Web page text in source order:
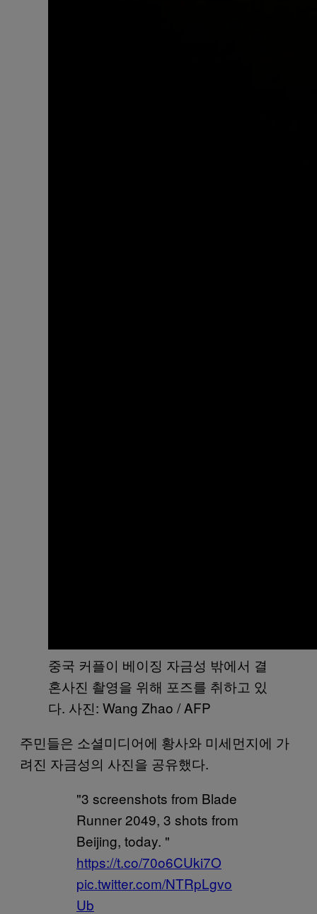
중국 커플이 베이징 자금성 밖에서 결
혼사진 촬영을 위해 포즈를 취하고 있
다. 사진: Wang Zhao / AFP
주민들은 소셜미디어에 황사와 미세먼지에 가
려진 자금성의 사진을 공유했다.
"3 screenshots from Blade
Runner 2049, 3 shots from
Beijing, today. "
https://t.co/70o6CUki7O
pic.twitter.com/NTRpLgvo
Ub